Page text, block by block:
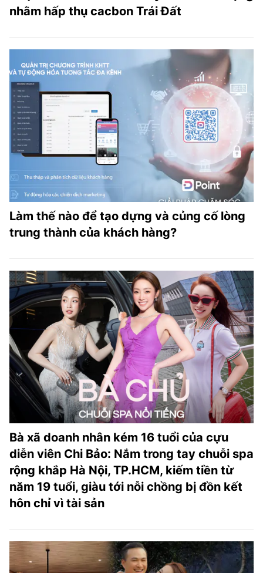
nhằm hấp thụ cacbon Trái Đất
Làm thế nào để tạo dựng và củng cố lòng
trung thành của khách hàng?
Bà xã doanh nhân kém 16 tuổi của cựu
diễn viên Chi Bảo: Nắm trong tay chuỗi spa
rộng khắp Hà Nội, TP.HCM, kiếm tiền từ
năm 19 tuổi, giàu tới nỗi chồng bị đồn kết
hôn chỉ vì tài sản